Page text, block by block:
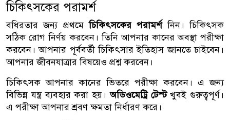
চিকিৎসকের পরামর্শ
বধিরতার জন্য প্রথমেচিকিৎসকের পরামর্শনিন। চিকিৎসক
সঠিক রোগ নির্ণয় করবেন। তিনি আপনার কানের অবস্থা পরীক্ষা
করবেন। আপনার পূর্ববর্তী চিকিৎসার ইতিহাস জানতে চাইবেন।
আপনার জীবনযাত্রার বিষয়েও প্রশ্ন করবেন।
চিকিৎসক আপনার কানের ভিতরে পরীক্ষা করবেন। এ জন্য
বিভিন্ন যন্ত্র ব্যবহার করা হয়।অডিওমেট্রি টেস্টখুবই গুরুত্বপূর্ণ।
এ পরীক্ষা আপনার শ্রবণ ক্ষমতা নির্ধারণ করে।